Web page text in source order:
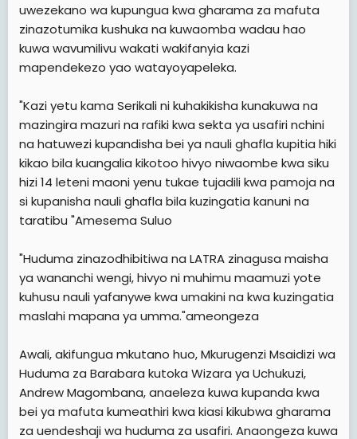
uwezekano wa kupungua kwa gharama za mafuta
zinazotumika kushuka na kuwaomba wadau hao
kuwa wavumilivu wakati wakifanyia kazi
mapendekezo yao watayoyapeleka.
"Kazi yetu kama Serikali ni kuhakikisha kunakuwa na
mazingira mazuri na rafiki kwa sekta ya usafiri nchini
na hatuwezi kupandisha bei ya nauli ghafla kupitia hiki
kikao bila kuangalia kikotoo hivyo niwaombe kwa siku
hizi 14 leteni maoni yenu tukae tujadili kwa pamoja na
si kupanisha nauli ghafla bila kuzingatia kanuni na
taratibu "Amesema Suluo
"Huduma zinazodhibitiwa na LATRA zinagusa maisha
ya wananchi wengi, hivyo ni muhimu maamuzi yote
kuhusu nauli yafanywe kwa umakini na kwa kuzingatia
maslahi mapana ya umma."ameongeza
Awali, akifungua mkutano huo, Mkurugenzi Msaidizi wa
Huduma za Barabara kutoka Wizara ya Uchukuzi,
Andrew Magombana, anaeleza kuwa kupanda kwa
bei ya mafuta kumeathiri kwa kiasi kikubwa gharama
za uendeshaji wa huduma za usafiri. Anaongeza kuwa